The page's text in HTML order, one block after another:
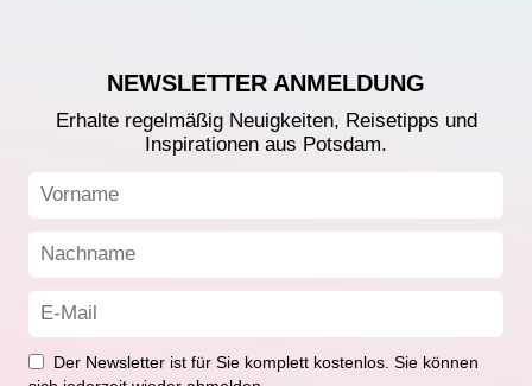
NEWSLETTER ANMELDUNG
Erhalte regelmäßig Neuigkeiten, Reisetipps und
Inspirationen aus Potsdam.
Der Newsletter ist für Sie komplett kostenlos. Sie können